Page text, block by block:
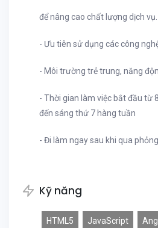
để nâng cao chất lượng dịch vụ.
- Ưu tiên sử dụng các công
- Môi trường trẻ trung, năng
- Thời gian làm việc bắt đầu từ
đến sáng thứ 7 hàng tuần
- Đi làm ngay sau khi qua phỏng
Kỹ năng
HTML5 JavaScript